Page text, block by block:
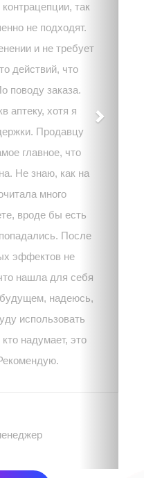
так
не подходят.
и не требует
действий, что
поводу заказа.
аптеку, хотя я
Продавцу
главное, что
Не знаю, как на
много
вроде бы есть
После
эффектов не
нашла для себя
надеюсь,
использовать
надумает, это